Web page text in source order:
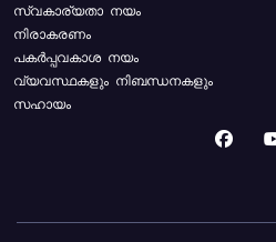
സ്വകാര്യതാ നയം
നിരാകരണം
പകർപ്പവകാശ നയം
വ്യവസ്ഥകളും നിബന്ധനകളും
സഹായം